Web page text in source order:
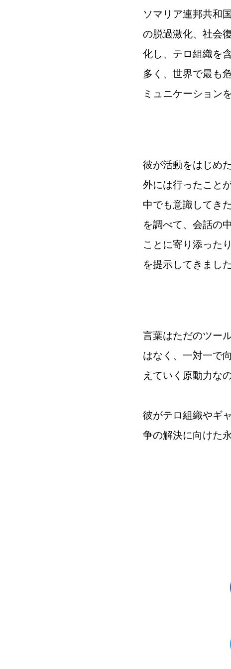
ソマリア連邦共和
の脱過激化、社会
化し、テロ組織を
多く、世界で最も
ミュニケーション
彼が活動をはじめ
外には行ったこと
中でも意識してき
を調べて、会話の
ことに寄り添った
を提示してきました
言葉はただのツー
はなく、一対一で
えていく原動力な
彼がテロ組織やギ
争の解決に向けた